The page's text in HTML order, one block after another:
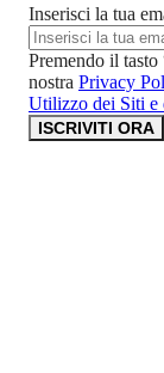
Inserisci la tua
Premendo il
nostra Privacy
Utilizzo dei Siti e
ISCRIVITI ORA